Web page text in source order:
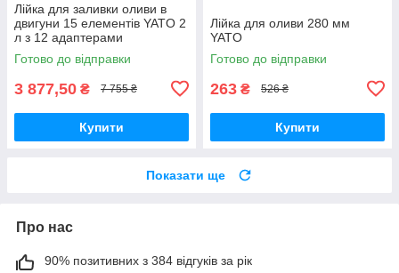
Лійка для заливки оливи в
двигуни 15 елементів YATO 2
л з 12 адаптерами
Готово до відправки
3 877,50 ₴ 7 755 ₴
Купити
Лійка для оливи 280 мм
YATO
Готово до відправки
263 ₴ 526 ₴
Купити
Показати ще
Про нас
90% позитивних з 384 відгуків за рік